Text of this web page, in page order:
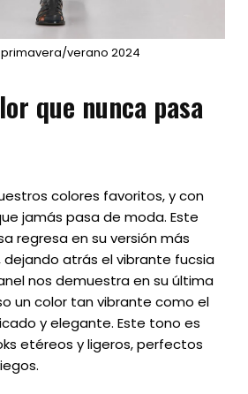
verano 2024
que nunca pasa
colores favoritos, y con
jamás pasa de moda. Este
regresa en su versión más
dejando atrás el vibrante fucsia
nos demuestra en su última
un color tan vibrante como el
y elegante. Este tono es
etéreos y ligeros, perfectos